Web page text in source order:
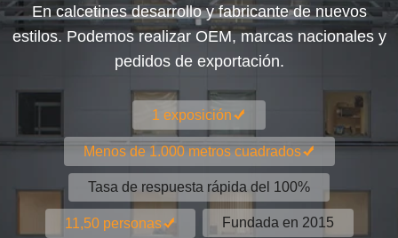
En calcetines desarrollo y fabricante de nuevos
estilos. Podemos realizar OEM, marcas nacionales y
pedidos de exportación.
1 exposición
Menos de 1.000 metros cuadrados
Tasa de respuesta rápida del 100%
11,50 personas Fundada en 2015